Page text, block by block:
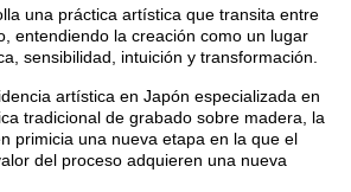
una práctica artística que transita entre
entendiendo la creación como un lugar
sensibilidad, intuición y transformación.
artística en Japón especializada en
tradicional de grabado sobre madera, la
primicia una nueva etapa en la que el
del proceso adquieren una nueva